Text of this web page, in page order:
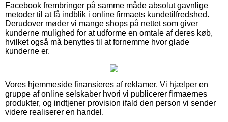
Facebook frembringer på samme måde absolut gavnlige
metoder til at få indblik i online firmaets kundetilfredshed.
Derudover møder vi mange shops på nettet som giver
kunderne mulighed for at udforme en omtale af deres køb,
hvilket også må benyttes til at fornemme hvor glade
kunderne er.
Vores hjemmeside finansieres af reklamer. Vi hjælper en
gruppe af online selskaber hvori vi publicerer firmaernes
produkter, og indtjener provision ifald den person vi sender
videre realiserer en handel.